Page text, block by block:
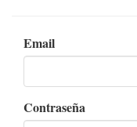
Email
Contraseña